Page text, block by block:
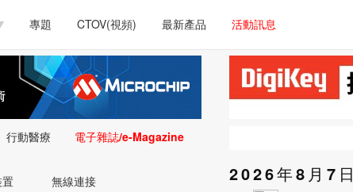
電源技術
通訊&網路
LED/照明技術 微處理器/微控制器
感測技術
專題 CTOV(視頻) 最新產品 活動訊息
通訊&網路 介面技術
LED/照明技術 微處理器/微控制器
感測技術 量測儀器
/監
行動醫療 電子雜誌/e-Magazine
無線連接 2026年8月7日